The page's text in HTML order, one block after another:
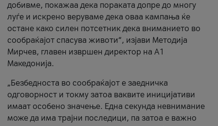
добивме, покажаа дека пораката допре до многу
луѓе и искрено веруваме дека оваа кампања ќе
остане како силен потсетник дека вниманието во
сообраќајот спасува животи“, изјави Методија
Мирчев, главен извршен директор на А1
Македонија.
„Безбедноста во сообраќајот е заедничка
одговорност и токму затоа ваквите иницијативи
имаат особено значење. Една секунда невнимание
може да има трајни последици, па затоа е важно